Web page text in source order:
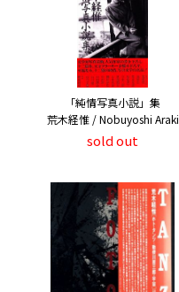
「純情写真小説」集
荒木経惟 / Nobuyoshi Araki
sold out